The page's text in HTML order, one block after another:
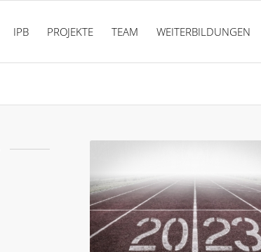
IPB PROJEKTE TEAM WEITERBILDUNGEN